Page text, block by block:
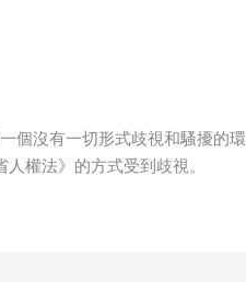
個沒有一切形式歧視和騷擾的環
權法》的方式受到歧視。